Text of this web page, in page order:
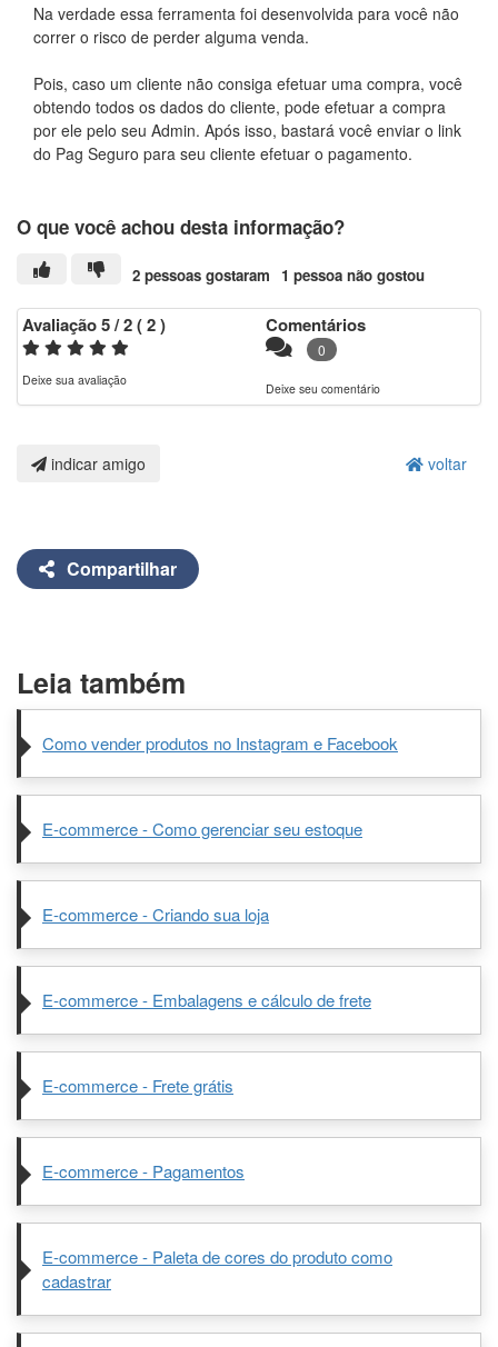
Na verdade essa ferramenta foi desenvolvida para você não
correr o risco de perder alguma venda.
Pois, caso um cliente não consiga efetuar uma compra, você
obtendo todos os dados do cliente, pode efetuar a compra
por ele pelo seu Admin. Após isso, bastará você enviar o link
do Pag Seguro para seu cliente efetuar o pagamento.
O que você achou desta informação?
2 pessoas gostaram 1 pessoa não gostou
Avaliação5/ 2(2)
Deixe sua avaliação
Comentários
0
Deixe seu comentário
indicar amigo voltar
Compartilhar
Leia também
Como vender produtos no Instagram e Facebook
E-commerce - Como gerenciar seu estoque
E-commerce - Criando sua loja
E-commerce - Embalagens e cálculo de frete
E-commerce - Frete grátis
E-commerce - Pagamentos
E-commerce - Paleta de cores do produto como
cadastrar